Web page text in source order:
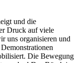
und die
Druck auf viele
uns organisieren und
Die Bewegung